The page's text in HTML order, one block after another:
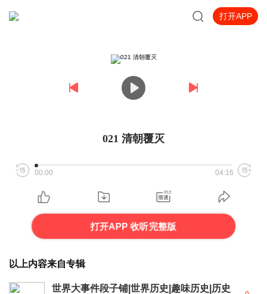
打开APP
021 清朝覆灭
00:00 04:16
打开APP 收听完整版
以上内容来自专辑
世界大事件段子铺|世界历史|趣味历史|历史